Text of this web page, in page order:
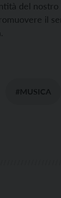
del
il
#MUSICA